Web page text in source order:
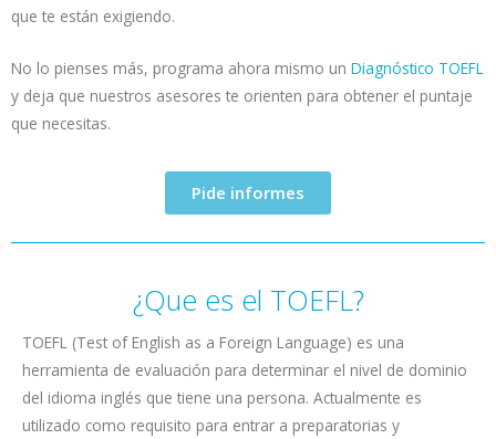
que te están exigiendo.
No lo pienses más, programa ahora mismo un Diagnóstico TOEFL
y deja que nuestros asesores te orienten para obtener el puntaje
que necesitas.
Pide informes
¿Que es el TOEFL?
TOEFL (Test of English as a Foreign Language) es una
herramienta de evaluación para determinar el nivel de dominio
del idioma inglés que tiene una persona. Actualmente es
utilizado como requisito para entrar a preparatorias y